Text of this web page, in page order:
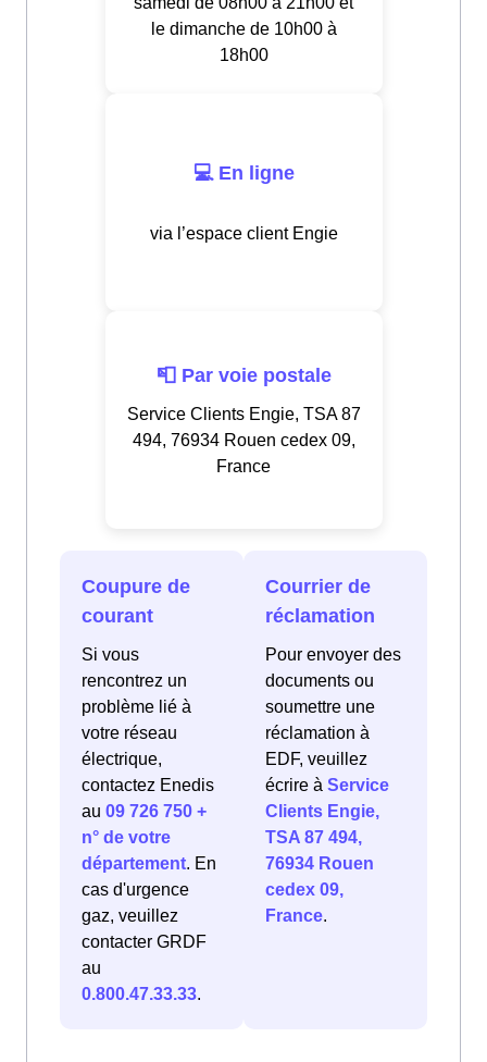
le dimanche de 10h00 à
18h00
💻 En ligne
via l’espace client Engie
📮 Par voie postale
Service Clients Engie, TSA 87
494, 76934 Rouen cedex 09,
France
Coupure de
courant
Si vous
rencontrez un
problème lié à
votre réseau
électrique,
contactez Enedis
au 09 726 750 +
n° de votre
département. En
cas d'urgence
gaz, veuillez
contacter GRDF
au
0.800.47.33.33.
Courrier de
réclamation
Pour envoyer des
documents ou
soumettre une
réclamation à
EDF, veuillez
écrire à Service
Clients Engie,
TSA 87 494,
76934 Rouen
cedex 09,
France.